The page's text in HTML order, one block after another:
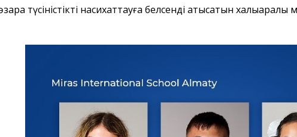
түсіністікті насихаттауға белсенді қатысатын